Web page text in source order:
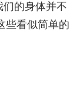
的身体并不
些看似简单的